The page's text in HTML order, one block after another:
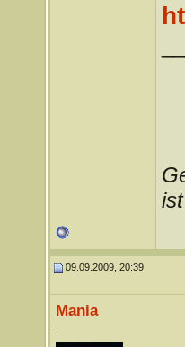
09.09.2009, 20:39
Mania